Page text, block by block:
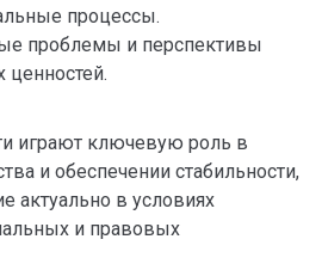
процессы.
проблемы и перспективы
ценностей.
играют ключевую роль в
и обеспечении стабильности,
актуально в условиях
и правовых